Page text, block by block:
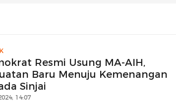
Resmi Usung MA-AIH,
Baru Menuju Kemenangan
Sinjai
14:07